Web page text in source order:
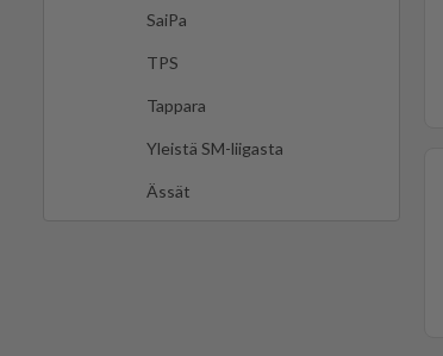
SaiPa
TPS
Tappara
Yleistä SM-liigasta
Ässät